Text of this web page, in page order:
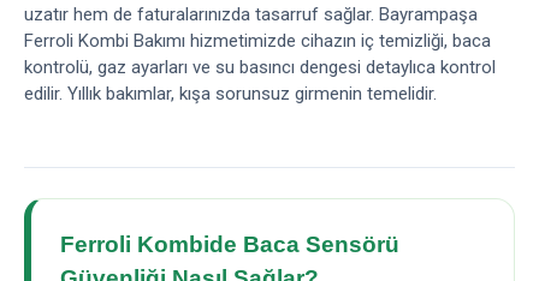
uzatır hem de faturalarınızda tasarruf sağlar. Bayrampaşa
Ferroli Kombi Bakımı hizmetimizde cihazın iç temizliği, baca
kontrolü, gaz ayarları ve su basıncı dengesi detaylıca kontrol
edilir. Yıllık bakımlar, kışa sorunsuz girmenin temelidir.
Ferroli Kombide Baca Sensörü